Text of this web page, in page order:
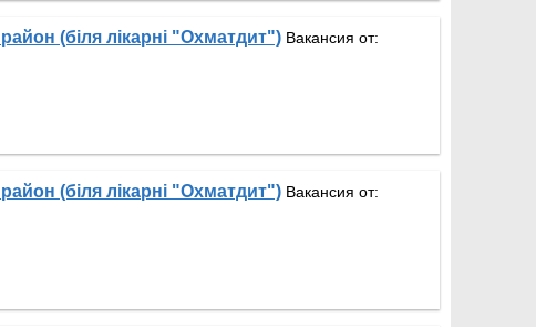
(біля лікарні "Охматдит") Вакансия от:
(біля лікарні "Охматдит") Вакансия от: